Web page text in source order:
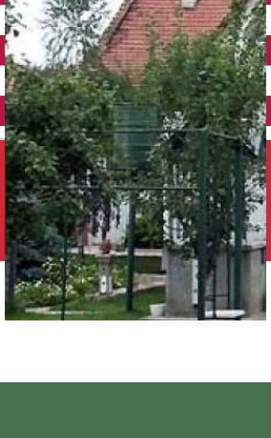
English
Închirieri auto
Închirieri de biciclete